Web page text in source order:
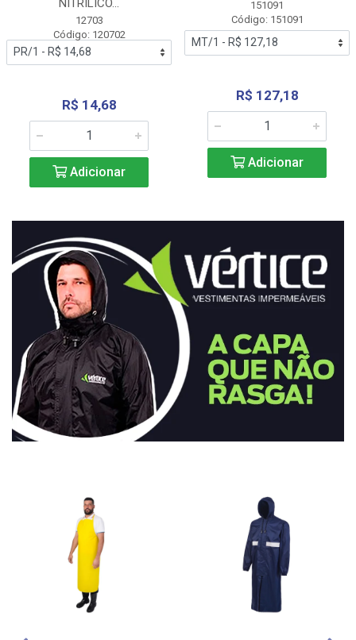
NITRÍLICO...
12703
Código: 120702
R$ 14,68
Adicionar
151091
Código: 151091
R$ 127,18
Adicionar